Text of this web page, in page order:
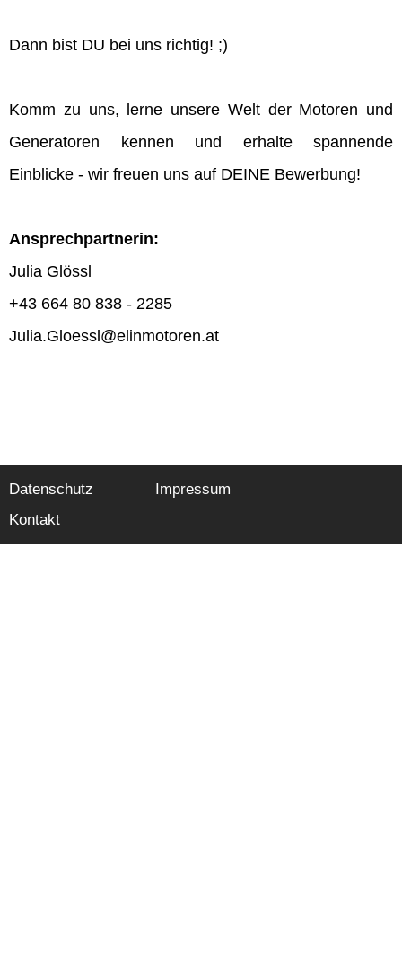
Dann bist DU bei uns richtig! ;)
Komm zu uns, lerne unsere Welt der Motoren und
Generatoren kennen und erhalte spannende
Einblicke - wir freuen uns auf DEINE Bewerbung!
Ansprechpartnerin:
Julia Glössl
+43 664 80 838 - 2285
Julia.Gloessl@elinmotoren.at
Datenschutz
Impressum
Kontakt